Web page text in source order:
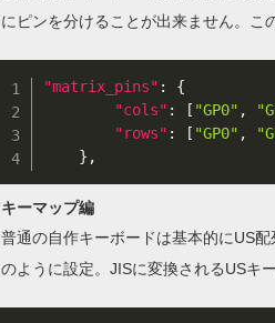
にピンを分けることが出来ません。こ
"matrix_pins" :
{
"cols" : [ "GP0" ,
"rows" : [ "GP0" ,
} ,
キーマップ編
普通の自作キーボードは基本的にUS
のように設定。JISに変換されるUSキ